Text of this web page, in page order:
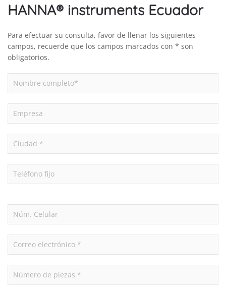
HANNA® instruments Ecuador
Para efectuar su consulta, favor de llenar los siguientes
campos, recuerde que los campos marcados con * son
obligatorios.